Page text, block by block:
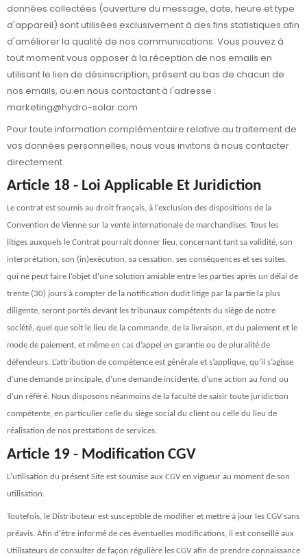
données collectées (ouverture du message, date, heure et type
d'appareil) sont utilisées exclusivement à des fins statistiques afin
d'améliorer la qualité de nos communications. Vous pouvez à
tout moment vous opposer à la réception de nos emails en
utilisant le lien de désinscription, présent au bas de chacun de
nos emails, ou en nous contactant à l'adresse :
marketing@hydro-solar.com
Pour toute information complémentaire relative au traitement de
vos données personnelles, nous vous invitons à nous contacter
directement.
Article 18 - Loi Applicable Et Juridiction
Le contrat est soumis au droit français, à l’exclusion des dispositions de la
Convention de Vienne sur la vente internationale de marchandises. Tous les
litiges auxquels le Contrat pourrait donner lieu, concernant tant sa validité, son
interprétation, son (in)exécution, sa cessation, ses conséquences et ses suites,
qui ne peut faire l’objet d’une solution amiable entre les parties après un délai de
trente (30) jours à compter de la notification dudit litige par la partie la plus
diligente, seront portés devant les tribunaux compétents du siège de notre
société, quel que soit le lieu de la commande, de la livraison, et du paiement et le
mode de paiement, et même en cas d’appel en garantie ou de pluralité de
défendeurs. L’attribution de compétence est générale et s’applique, qu’il s’agisse
d’une demande principale, d’une demande incidente, d’une action au fond ou
d’un référé. Nous disposons néanmoins de la faculté de saisir toute juridiction
compétente, en particulier celle du siège social du client ou celle du lieu de
réalisation de nos prestations de services.
Article 19 - Modification CGV
L'utilisation du présent Site est soumise aux CGV en vigueur au moment de son
utilisation.
Toutefois, le Distributeur est susceptible de modifier et mettre à jour les CGV sans
préavis. Afin d'être informé de ces éventuelles modifications, il est conseillé aux
Utilisateurs de consulter de façon régulière les CGV afin de prendre connaissance